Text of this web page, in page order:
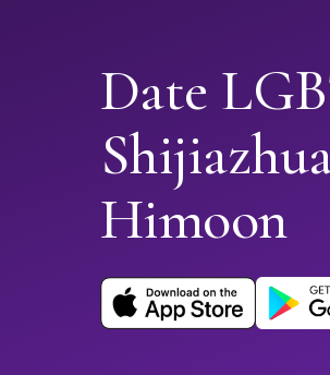
Date
Himoon